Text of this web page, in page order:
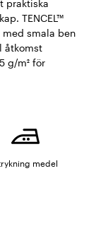
praktiska
TENCEL™
med smala ben
åtkomst
g/m² för
medel